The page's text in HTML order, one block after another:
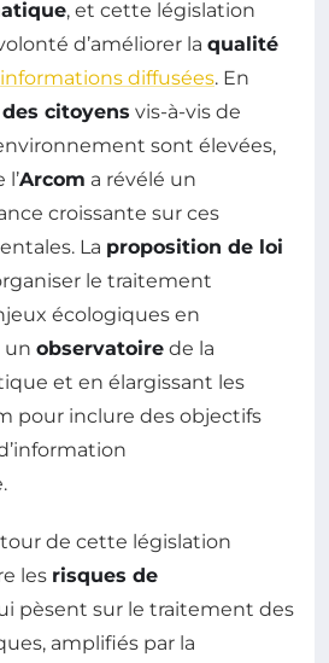
, et cette législation
d’améliorer la qualité
informations diffusées. En
citoyens vis-à-vis de
sont élevées,
Arcom a révélé un
croissante sur ces
La proposition de loi
le traitement
écologiques en
un observatoire de la
et en élargissant les
pour inclure des objectifs
de cette législation
les risques de
pèsent sur le traitement des
amplifiés par la